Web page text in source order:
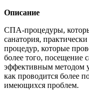
Описание
СПА-процедуры,
санатория,
процедур, которые
более того, посещение
эффективным методом
как проводится более
имеющихся проблем.